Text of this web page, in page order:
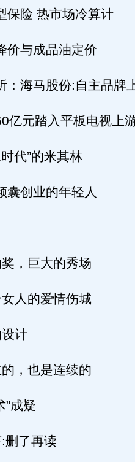
险 热市场冷算计
与成品油定价
海马股份:自主品牌
元踏入平板电视上
代”的米其林
创业的年轻人
，巨大的秀场
人的爱情伤城
计
，也是连续的
成疑
了再读